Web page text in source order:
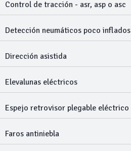
Control de tracción - asr, asp o asc
Detección neumáticos poco inflados
Dirección asistida
Elevalunas eléctricos
Espejo retrovisor plegable eléctrico
Faros antiniebla